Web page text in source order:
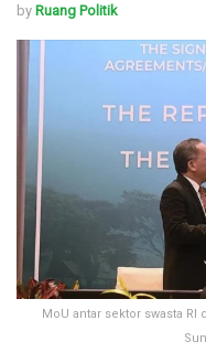
by Ruang Politik
MoU antar sektor swasta